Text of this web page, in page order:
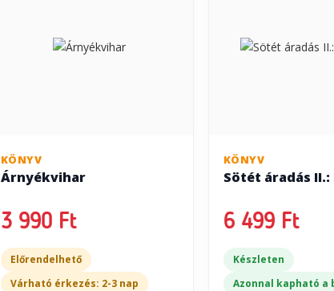
KÖNYV
Árnyékvihar
3 990 Ft
Előrendelhető
Várható érkezés: 2-3 nap
KÖNYV
Sötét áradás
6 499 Ft
Készleten
Azonnal kapható a